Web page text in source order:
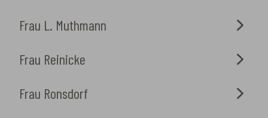
Frau L. Muthmann
Frau Reinicke
Frau Ronsdorf